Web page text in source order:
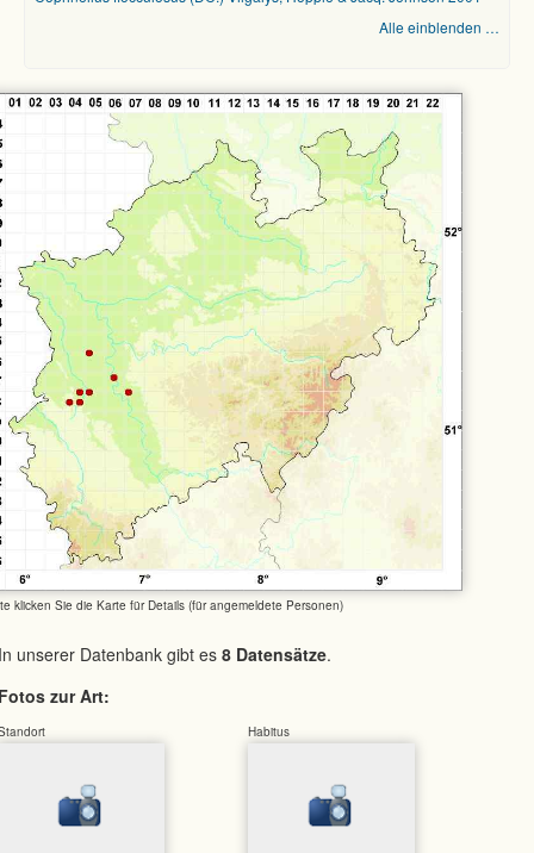
Alle einblenden …
klicken Sie die Karte für Details (für angemeldete Personen)
unserer Datenbank gibt es 8 Datensätze.
zur Art:
Habitus